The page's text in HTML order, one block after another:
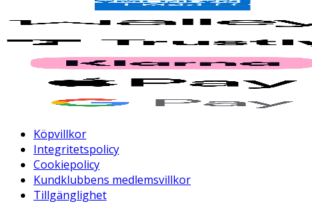
Köpvillkor
Integritetspolicy
Cookiepolicy
Kundklubbens medlemsvillkor
Tillgänglighet